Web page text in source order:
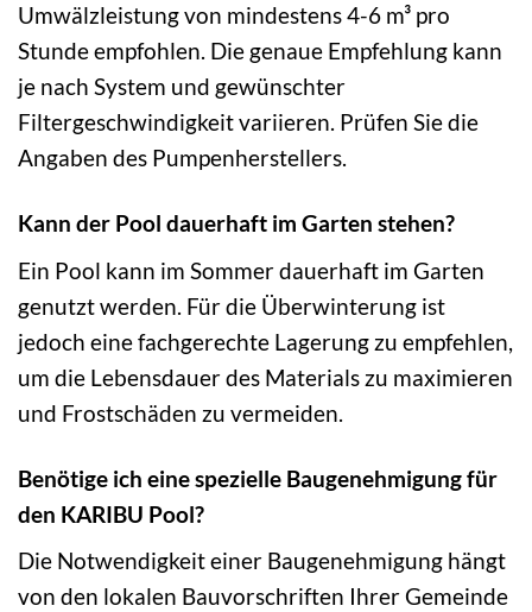
Umwälzleistung von mindestens 4-6 m³ pro
Stunde empfohlen. Die genaue Empfehlung kann
je nach System und gewünschter
Filtergeschwindigkeit variieren. Prüfen Sie die
Angaben des Pumpenherstellers.
Kann der Pool dauerhaft im Garten stehen?
Ein Pool kann im Sommer dauerhaft im Garten
genutzt werden. Für die Überwinterung ist
jedoch eine fachgerechte Lagerung zu empfehlen,
um die Lebensdauer des Materials zu maximieren
und Frostschäden zu vermeiden.
Benötige ich eine spezielle Baugenehmigung für
den KARIBU Pool?
Die Notwendigkeit einer Baugenehmigung hängt
von den lokalen Bauvorschriften Ihrer Gemeinde